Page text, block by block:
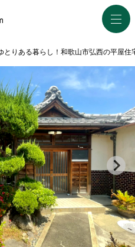
とりある暮らし！和歌山市弘西の平屋住